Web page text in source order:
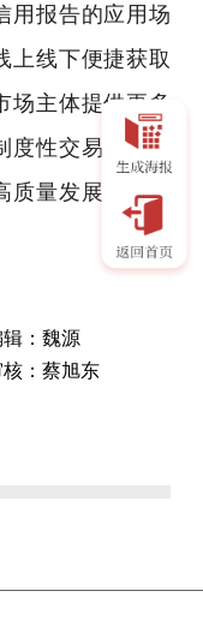
用报告的应用场
上线下便捷获取
场主体提供更多
性交易成本、
质量发展的重要
辑：魏源
核：蔡旭东